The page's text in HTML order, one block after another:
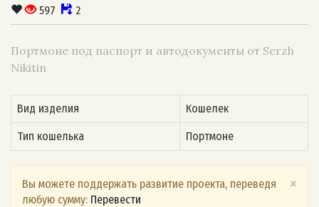
597
2
Портмоне под паспорт и автодокументы от Serzh
Nikitin
Вид изделия Кошелек
Тип кошелька Портмоне
×
Вы можете поддержать развитие проекта, переведя
любую сумму: Перевести